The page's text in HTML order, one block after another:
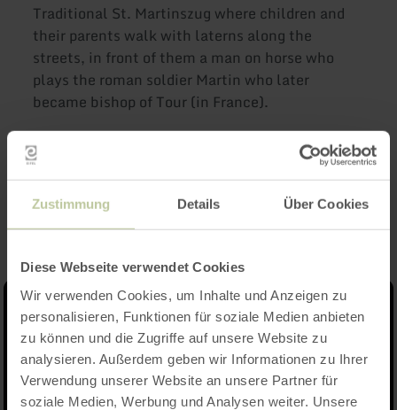
Zustimmung Details Über Cookies
Diese Webseite verwendet Cookies
Wir verwenden Cookies, um Inhalte und Anzeigen zu
personalisieren, Funktionen für soziale Medien anbieten
zu können und die Zugriffe auf unsere Website zu
analysieren. Außerdem geben wir Informationen zu Ihrer
Verwendung unserer Website an unsere Partner für
soziale Medien, Werbung und Analysen weiter. Unsere
Traditional St. Martinszug where children and
their parents walk with laterns along the
streets, in front of them a man on horse who
plays the roman soldier Martin who later
became bishop of Tour (in France).
Impressions